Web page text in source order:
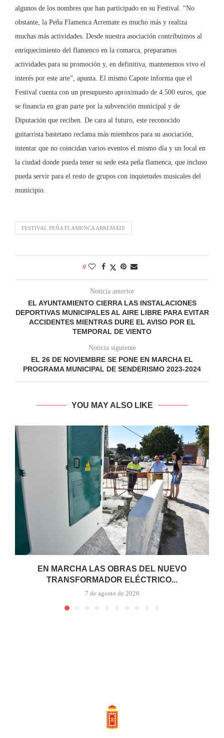
algunos de los nombres que han participado en su Festival. “No
obstante, la Peña Flamenca Arremate es mucho más y realiza
muchas más actividades. Desde nuestra asociación contribuimos al
enriquecimiento del flamenco en la comarca, preparamos
actividades para su promoción y, en definitiva, mantenemos vivo el
interés por este arte”, apunta. El mismo Capote informa que el
Festival cuenta con un presupuesto aproximado de 4.500 euros, que
se financia en gran parte por la subvención municipal y de
Diputación que reciben. De cara al futuro, este reconocido
guitarrista bastetano reclama más miembros para su asociación,
intentar que no coincidan varios eventos el mismo día y un local en
la ciudad donde pueda tener su sede esta peña flamenca, que incluso
pueda servir para el resto de grupos con inquietudes musicales del
municipio.
FESTIVAL PEÑA FLAMENCA ARREMATE
0
Noticia anterior
EL AYUNTAMIENTO CIERRA LAS INSTALACIONES
DEPORTIVAS MUNICIPALES AL AIRE LIBRE PARA EVITAR
ACCIDENTES MIENTRAS DURE EL AVISO POR EL
TEMPORAL DE VIENTO
Noticia siguiente
EL 26 DE NOVIEMBRE SE PONE EN MARCHA EL
PROGRAMA MUNICIPAL DE SENDERISMO 2023-2024
YOU MAY ALSO LIKE
EN MARCHA LAS OBRAS DEL NUEVO
TRANSFORMADOR ELÉCTRICO...
7 de agosto de 2026